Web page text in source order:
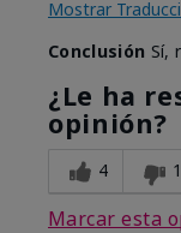
Mostrar
Conclusión Sí,
¿Le ha
opinión?
4 1
Marcar esta